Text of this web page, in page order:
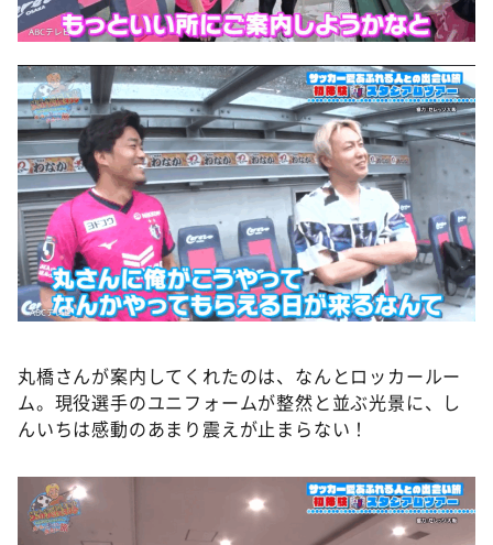
丸橋さんが案内してくれたのは、なんとロッカールー
ム。現役選手のユニフォームが整然と並ぶ光景に、し
んいちは感動のあまり震えが止まらない！